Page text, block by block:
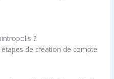
?
de création de compte